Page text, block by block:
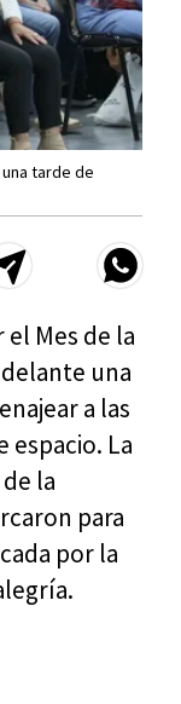
tarde de
Mes de la
una
a las
espacio. La
la
para
por la